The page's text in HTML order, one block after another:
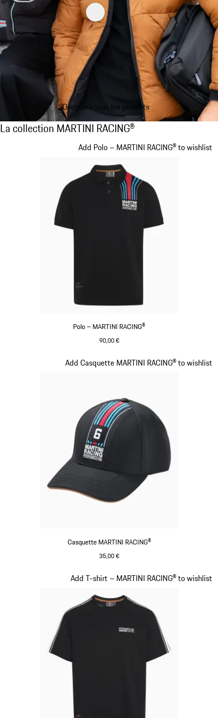
Découvrir tous les produits
La collection MARTINI RACING®
La collection MARTINI RACING®
Polo – MARTINI RACING®
90,00 €
Add Polo – MARTINI RACING® to wishlist
Casquette MARTINI RACING®
35,00 €
Add Casquette MARTINI RACING® to wishlist
Diapositive 2 sur 20
Add T-shirt – MARTINI RACING® to wishlist